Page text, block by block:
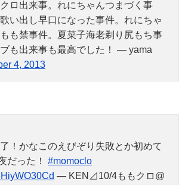
ロ出来事。れにちゃんつまづく事
い出し早口になった事件。れにちゃ
も禁事件。夏菜子海老剃り尻もち事
も出来事も最高でした！ — yama
4, 2013
！かなこのえびぞり失敗とか初めて
だった！ #momoclo
— KEN⊿10/4ももクロ@